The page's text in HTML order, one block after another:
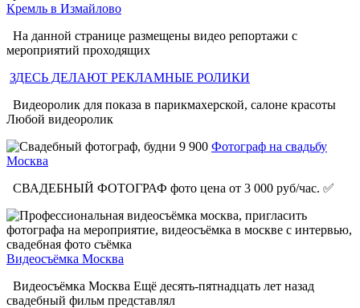
Кремль в Измайлово
На данной странице размещены видео репортажи с
мероприятий проходящих
ЗДЕСЬ ДЕЛАЮТ РЕКЛАМНЫЕ РОЛИКИ
Видеоролик для показа в парикмахерской, салоне красоты
Любой видеоролик
Фотограф на свадьбу
Москва
СВАДЕБНЫЙ ФОТОГРАФ фото цена от 3 000 руб/час. ✅
Видеосъёмка Москва
Видеосъёмка Москва Ещё десять-пятнадцать лет назад
свадебный фильм представлял